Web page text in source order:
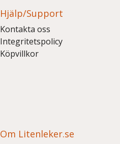
Hjälp/Support
Kontakta oss
Integritetspolicy
Köpvillkor
Om Litenleker.se